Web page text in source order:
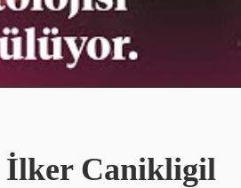
İlker Canikligil